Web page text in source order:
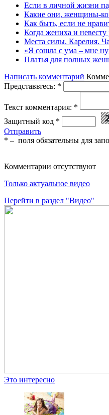
Если в личной жизни
Какие они, женщины-
Как быть, если не
Когда жениха и
Места силы. Карелия.
«Я сошла с ума – мне
Платья для полных
Написать комментарий
Представьтесь: *
Текст комментария: *
Защитный код *
Отправить
* – поля обязательны для
Комментарии отсутствуют
Только актуальное видео
Перейти в раздел "Видео"
Это интересно